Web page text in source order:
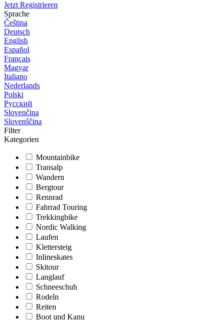
Jetzt Registrieren
Sprache
Čeština
Deutsch
English
Español
Français
Magyar
Italiano
Nederlands
Polski
Русский
Slovenčina
Slovenščina
Filter
Kategorien
Mountainbike
Transalp
Wandern
Bergtour
Rennrad
Fahrrad Touring
Trekkingbike
Nordic Walking
Laufen
Klettersteig
Inlineskates
Skitour
Langlauf
Schneeschuh
Rodeln
Reiten
Boot und Kanu